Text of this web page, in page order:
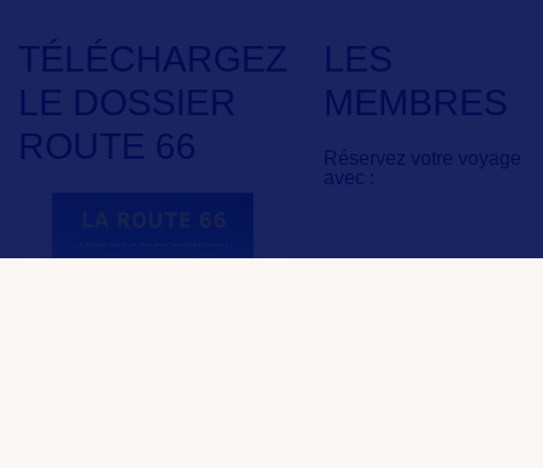
LES
MEMBRES
Réservez votre voyage
avec :
TÉLÉCHARGEZ
LE DOSSIER
ROUTE 66